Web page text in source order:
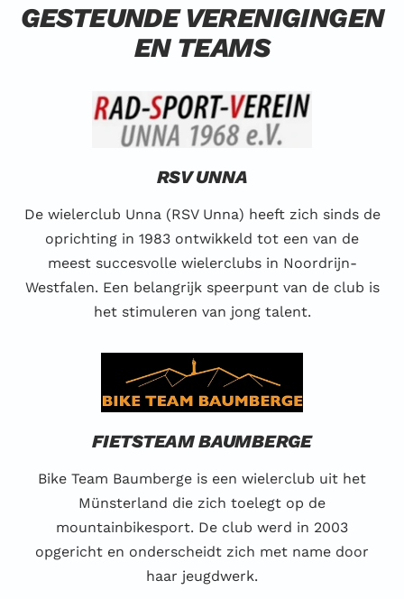
GESTEUNDE VERENIGINGEN
EN TEAMS
RSV UNNA
De wielerclub Unna (RSV Unna) heeft zich sinds de
oprichting in 1983 ontwikkeld tot een van de
meest succesvolle wielerclubs in Noordrijn-
Westfalen. Een belangrijk speerpunt van de club is
het stimuleren van jong talent.
FIETSTEAM BAUMBERGE
Bike Team Baumberge is een wielerclub uit het
Münsterland die zich toelegt op de
mountainbikesport. De club werd in 2003
opgericht en onderscheidt zich met name door
haar jeugdwerk.